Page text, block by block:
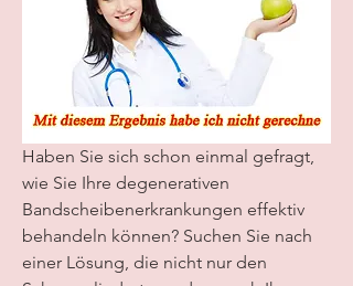
Haben Sie sich schon einmal gefragt,
wie Sie Ihre degenerativen
Bandscheibenerkrankungen effektiv
behandeln können? Suchen Sie nach
einer Lösung, die nicht nur den